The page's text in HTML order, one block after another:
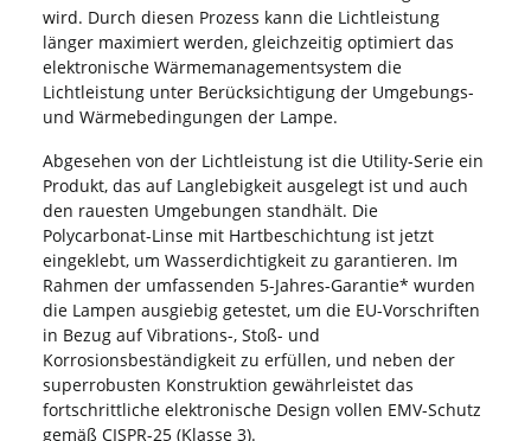
wird. Durch diesen Prozess kann die Lichtleistung
länger maximiert werden, gleichzeitig optimiert das
elektronische Wärmemanagementsystem die
Lichtleistung unter Berücksichtigung der Umgebungs-
und Wärmebedingungen der Lampe.
Abgesehen von der Lichtleistung ist die Utility-Serie ein
Produkt, das auf Langlebigkeit ausgelegt ist und auch
den rauesten Umgebungen standhält. Die
Polycarbonat-Linse mit Hartbeschichtung ist jetzt
eingeklebt, um Wasserdichtigkeit zu garantieren. Im
Rahmen der umfassenden 5-Jahres-Garantie* wurden
die Lampen ausgiebig getestet, um die EU-Vorschriften
in Bezug auf Vibrations-, Stoß- und
Korrosionsbeständigkeit zu erfüllen, und neben der
superrobusten Konstruktion gewährleistet das
fortschrittliche elektronische Design vollen EMV-Schutz
gemäß CISPR-25 (Klasse 3).